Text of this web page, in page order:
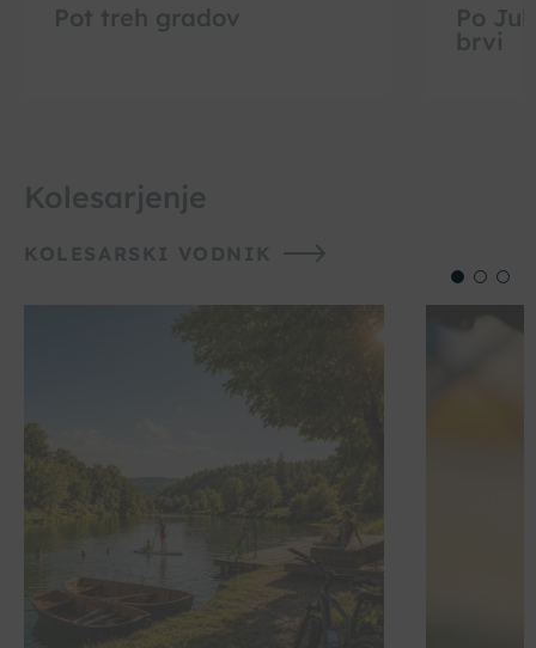
Pot treh gradov
Po
brvi
Kolesarjenje
KOLESARSKI VODNIK